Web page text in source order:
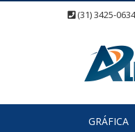
(31) 3425-
GRÁFICA